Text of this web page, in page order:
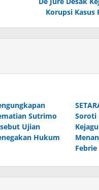
Korupsi Kasus
Sutrimo
Ujian
Hukum
Soroti
Febrie